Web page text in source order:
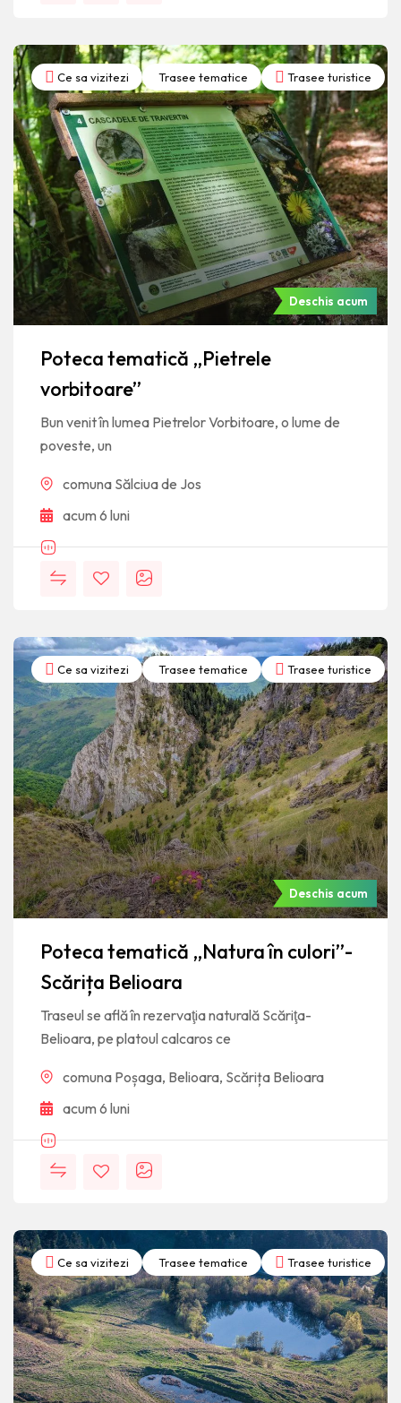
Ce sa vizitezi Trasee tematice Trasee turistice
Deschis acum
Poteca tematică „Pietrele
vorbitoare”
Bun venit în lumea Pietrelor Vorbitoare, o lume de
poveste, un
comuna Sălciua de Jos
acum 6 luni
Ce sa vizitezi Trasee tematice Trasee turistice
Deschis acum
Poteca tematică „Natura în culori”-
Scărița Belioara
Traseul se află în rezervaţia naturală Scăriţa-
Belioara, pe platoul calcaros ce
comuna Poșaga, Belioara, Scărița Belioara
acum 6 luni
Ce sa vizitezi Trasee tematice Trasee turistice